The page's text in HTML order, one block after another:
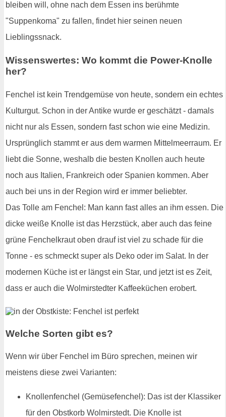
bleiben will, ohne nach dem Essen ins berühmte
"Suppenkoma" zu fallen, findet hier seinen neuen
Lieblingssnack.
Wissenswertes: Wo kommt die Power-Knolle
her?
Fenchel ist kein Trendgemüse von heute, sondern ein echtes
Kulturgut. Schon in der Antike wurde er geschätzt - damals
nicht nur als Essen, sondern fast schon wie eine Medizin.
Ursprünglich stammt er aus dem warmen Mittelmeerraum. Er
liebt die Sonne, weshalb die besten Knollen auch heute
noch aus Italien, Frankreich oder Spanien kommen. Aber
auch bei uns in der Region wird er immer beliebter.
Das Tolle am Fenchel: Man kann fast alles an ihm essen. Die
dicke weiße Knolle ist das Herzstück, aber auch das feine
grüne Fenchelkraut oben drauf ist viel zu schade für die
Tonne - es schmeckt super als Deko oder im Salat. In der
modernen Küche ist er längst ein Star, und jetzt ist es Zeit,
dass er auch die Wolmirstedter Kaffeeküchen erobert.
Welche Sorten gibt es?
Wenn wir über Fenchel im Büro sprechen, meinen wir
meistens diese zwei Varianten:
Knollenfenchel (Gemüsefenchel): Das ist der Klassiker
für den Obstkorb Wolmirstedt. Die Knolle ist